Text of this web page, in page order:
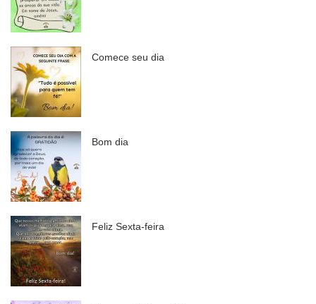
Comece seu dia
Bom dia
Feliz Sexta-feira